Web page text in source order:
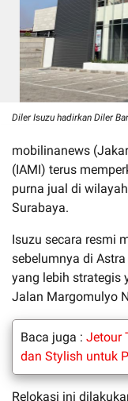
Diler Isuzu hadirkan Diler
mobilinanews
(IAMI) terus
purna jual di
Surabaya.
Isuzu secara resmi
sebelumnya di
yang lebih strategis
Jalan Margomulyo
Baca juga : Jetour
dan Stylish untuk
Relokasi ini